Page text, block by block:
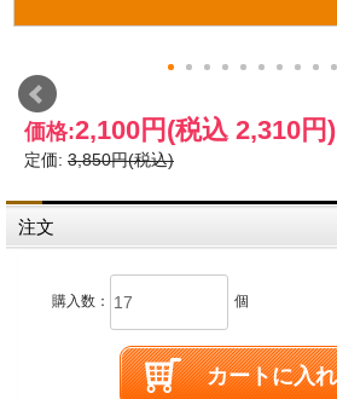
価格:2,100円 (税込 2,310円)
定価: 3,850円(税込)
注文
購入数： 個